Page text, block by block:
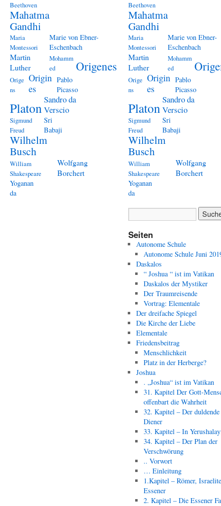
Beethoven
Mahatma
Gandhi
Maria
Montessori
Marie von Ebner-
Eschenbach
Martin
Luther
Mohamm
ed
Origenes
Orige
ns
Origin
es
Pablo
Picasso
Platon
Sandro da
Verscio
Sigmund
Freud
Sri
Babaji
Wilhelm
Busch
William
Shakespeare
Wolfgang
Borchert
Yoganan
da
Beethoven
Mahatma
Gandhi
Maria
Montessori
Marie von Ebner-
Eschenbach
Martin
Luther
Mohamm
ed
Orige
ns
Origin
es
Pablo
Picasso
Platon
Sandro da
Verscio
Sigmund
Freud
Sri
Babaji
Wilhelm
Busch
William
Shakespeare
Wolfgang
Borchert
Yoganan
da
Seiten
Autonome Schule
Autonome Schule Juni
Daskalos
“ Joshua “ ist im Vatikan
Daskalos der Mystiker
Der Traumreisende
Vortrag: Elementale
Der dreifache Spiegel
Die Kirche der Liebe
Elementale
Friedensbeitrag
Menschlichkeit
Platz in der Herberge?
Joshua
. „Joshua“ ist im Vatikan
31. Kapitel Der Gott-
offenbart die Wahrheit
32. Kapitel – Der duldende
Diener
33. Kapitel – In
34. Kapitel – Der Plan der
Verschwörung
.. Vorwort
… Einleitung
1.Kapitel – Römer,
Essener
2. Kapitel – Die Essener